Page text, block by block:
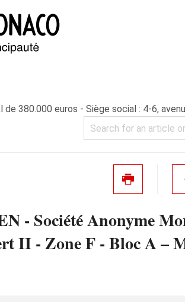
380.000 euros - Siège social : 4-6,
Société Anonyme
II - Zone F - Bloc A –